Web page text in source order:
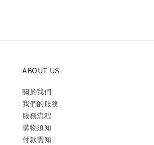
ABOUT US
關於我們
我們的服務
服務流程
購物須知
付款需知